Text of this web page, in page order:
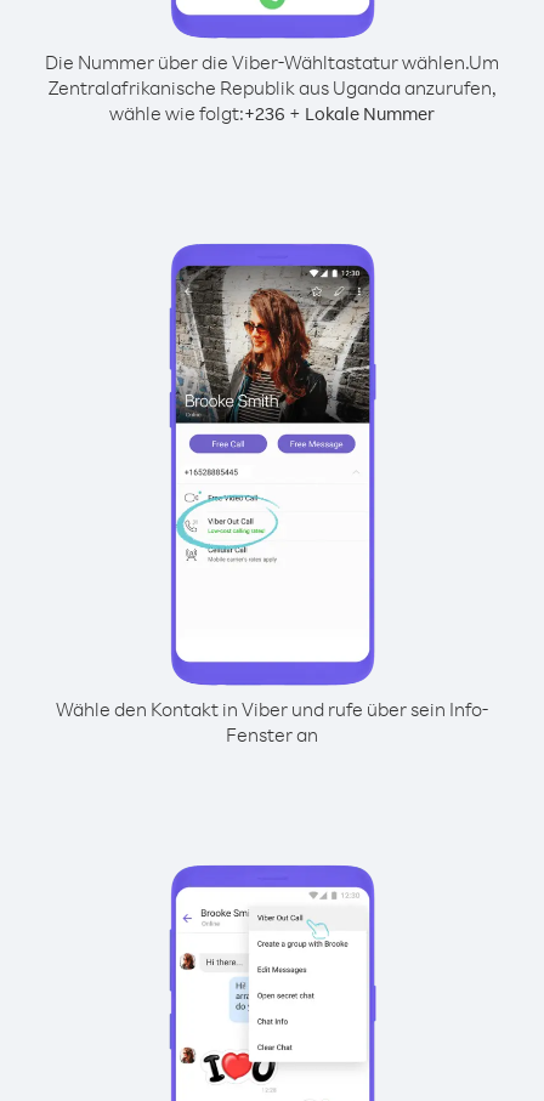
Die Nummer über die Viber-Wähltastatur wählen.Um
Zentralafrikanische Republik aus Uganda anzurufen,
wähle wie folgt:+236 + Lokale Nummer
Wähle den Kontakt in Viber und rufe über sein Info-
Fenster an